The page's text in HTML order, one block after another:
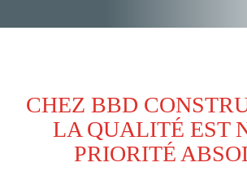
CHEZ BBD
LA QUALITÉ EST
PRIORITÉ